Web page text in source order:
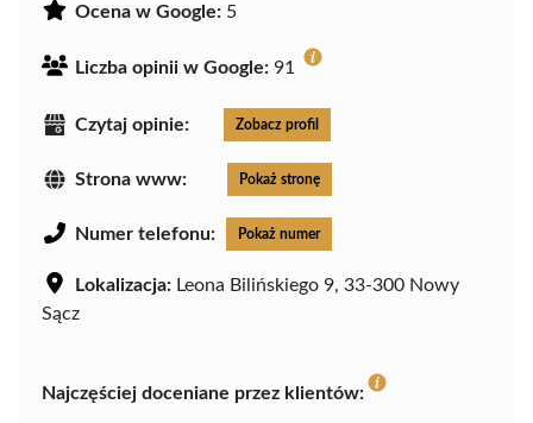
Ocena w Google: 5
Liczba opinii w Google: 91
Czytaj opinie: Zobacz profil
Strona www: Pokaż stronę
Numer telefonu: Pokaż numer
Lokalizacja: Leona Bilińskiego 9, 33-300 Nowy
Sącz
Najczęściej doceniane przez klientów: